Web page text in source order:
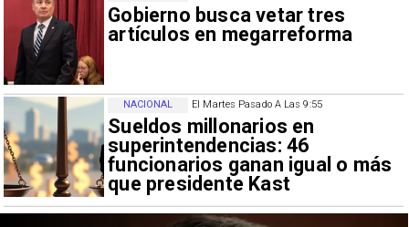
Gobierno busca vetar tres
artículos en megarreforma
El Martes Pasado A Las 9:55
Sueldos millonarios en
superintendencias: 46
funcionarios ganan igual o más
que presidente Kast
NACIONAL